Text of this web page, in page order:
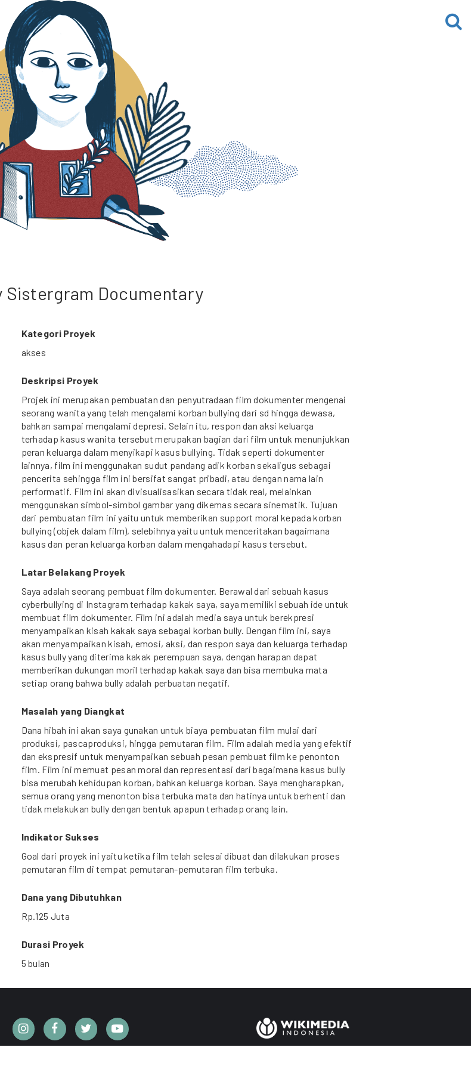
Sistergram Documentary
Kategori Proyek
akses
Deskripsi Proyek
Projek ini merupakan pembuatan dan penyutradaan film dokumenter mengenai
seorang wanita yang telah mengalami korban bullying dari sd hingga dewasa,
bahkan sampai mengalami depresi. Selain itu, respon dan aksi keluarga
terhadap kasus wanita tersebut merupakan bagian dari film untuk menunjukkan
peran keluarga dalam menyikapi kasus bullying. Tidak seperti dokumenter
lainnya, film ini menggunakan sudut pandang adik korban sekaligus sebagai
pencerita sehingga film ini bersifat sangat pribadi, atau dengan nama lain
performatif. Film ini akan divisualisasikan secara tidak real, melainkan
menggunakan simbol-simbol gambar yang dikemas secara sinematik. Tujuan
dari pembuatan film ini yaitu untuk memberikan support moral kepada korban
bullying (objek dalam film), selebihnya yaitu untuk menceritakan bagaimana
kasus dan peran keluarga korban dalam mengahadapi kasus tersebut.
Latar Belakang Proyek
Saya adalah seorang pembuat film dokumenter. Berawal dari sebuah kasus
cyberbullying di Instagram terhadap kakak saya, saya memiliki sebuah ide untuk
membuat film dokumenter. Film ini adalah media saya untuk berekpresi
menyampaikan kisah kakak saya sebagai korban bully. Dengan film ini, saya
akan menyampaikan kisah, emosi, aksi, dan respon saya dan keluarga terhadap
kasus bully yang diterima kakak perempuan saya, dengan harapan dapat
memberikan dukungan moril terhadap kakak saya dan bisa membuka mata
setiap orang bahwa bully adalah perbuatan negatif.
Masalah yang Diangkat
Dana hibah ini akan saya gunakan untuk biaya pembuatan film mulai dari
produksi, pascaproduksi, hingga pemutaran film. Film adalah media yang efektif
dan ekspresif untuk menyampaikan sebuah pesan pembuat film ke penonton
film. Film ini memuat pesan moral dan representasi dari bagaimana kasus bully
bisa merubah kehidupan korban, bahkan keluarga korban. Saya mengharapkan,
semua orang yang menonton bisa terbuka mata dan hatinya untuk berhenti dan
tidak melakukan bully dengan bentuk apapun terhadap orang lain.
Indikator Sukses
Goal dari proyek ini yaitu ketika film telah selesai dibuat dan dilakukan proses
pemutaran film di tempat pemutaran-pemutaran film terbuka.
Dana yang Dibutuhkan
Rp.125 Juta
Durasi Proyek
5 bulan